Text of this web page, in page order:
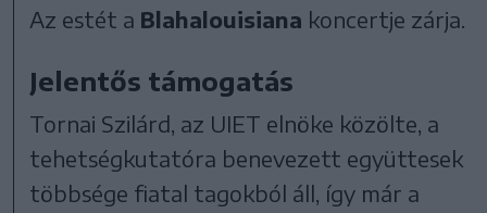
Az estét a Blahalouisiana koncertje zárja.
Jelentős támogatás
Tornai Szilárd, az UIET elnöke közölte, a
tehetségkutatóra benevezett együttesek
többsége fiatal tagokból áll, így már a